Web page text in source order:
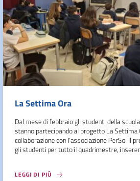
La Settima Ora
Dal mese di febbraio gli studenti della
stanno partecipando al progetto La Settima
collaborazione con l’associazione PerSo. Il
gli studenti per tutto il quadrimestre,
LEGGI DI PIÙ